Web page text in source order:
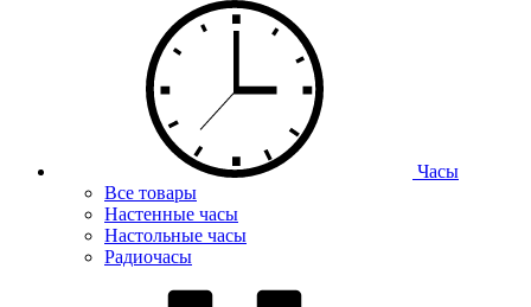
Часы
Все товары
Настенные часы
Настольные часы
Радиочасы